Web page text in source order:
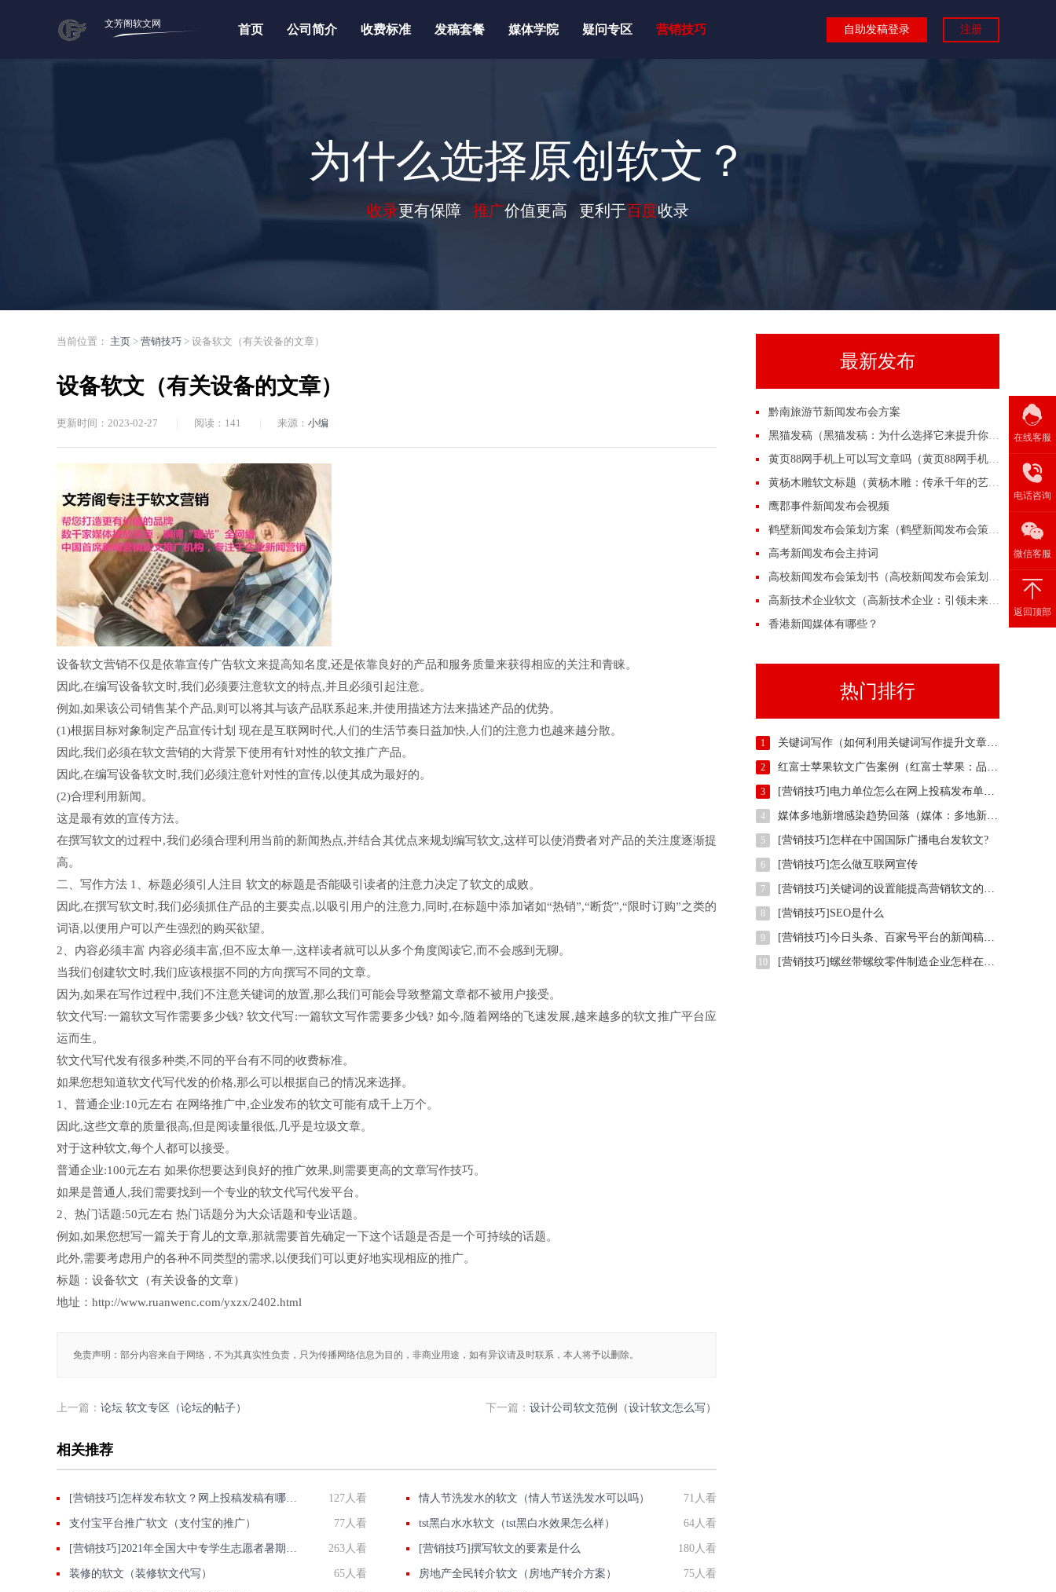
文芳阁软文网 首页 公司简介 收费标准 发稿套餐 媒体学院 疑问专区 营销技巧 自助发稿登录 注册
为什么选择原创软文？
收录更有保障 推广价值更高 更利于百度收录
当前位置： 主页 > 营销技巧 > 设备软文（有关设备的文章）
设备软文（有关设备的文章）
更新时间：2023-02-27 阅读： 141 来源： 小编
设备软文营销不仅是依靠宣传广告软文来提高知名度,还是依靠良好的产品和服务质量来获得相应的关注和青睐。
因此,在编写设备软文时,我们必须要注意软文的特点,并且必须引起注意。
例如,如果该公司销售某个产品,则可以将其与该产品联系起来,并使用描述方法来描述产品的优势。
(1)根据目标对象制定产品宣传计划 现在是互联网时代,人们的生活节奏日益加快,人们的注意力也越来越分散。
因此,我们必须在软文营销的大背景下使用有针对性的软文推广产品。
因此,在编写设备软文时,我们必须注意针对性的宣传,以使其成为最好的。
(2)合理利用新闻。
这是最有效的宣传方法。
在撰写软文的过程中,我们必须合理利用当前的新闻热点,并结合其优点来规划编写软文,这样可以使消费者对产品的关注度逐渐提
高。
二、写作方法 1、标题必须引人注目 软文的标题是否能吸引读者的注意力决定了软文的成败。
因此,在撰写软文时,我们必须抓住产品的主要卖点,以吸引用户的注意力,同时,在标题中添加诸如“热销”,“断货”,“限时订购”之类的
词语,以便用户可以产生强烈的购买欲望。
2、内容必须丰富 内容必须丰富,但不应太单一,这样读者就可以从多个角度阅读它,而不会感到无聊。
当我们创建软文时,我们应该根据不同的方向撰写不同的文章。
因为,如果在写作过程中,我们不注意关键词的放置,那么我们可能会导致整篇文章都不被用户接受。
软文代写:一篇软文写作需要多少钱? 软文代写:一篇软文写作需要多少钱? 如今,随着网络的飞速发展,越来越多的软文推广平台应
运而生。
软文代写代发有很多种类,不同的平台有不同的收费标准。
如果您想知道软文代写代发的价格,那么可以根据自己的情况来选择。
1、普通企业:10元左右 在网络推广中,企业发布的软文可能有成千上万个。
因此,这些文章的质量很高,但是阅读量很低,几乎是垃圾文章。
对于这种软文,每个人都可以接受。
普通企业:100元左右 如果你想要达到良好的推广效果,则需要更高的文章写作技巧。
如果是普通人,我们需要找到一个专业的软文代写代发平台。
2、热门话题:50元左右 热门话题分为大众话题和专业话题。
例如,如果您想写一篇关于育儿的文章,那就需要首先确定一下这个话题是否是一个可持续的话题。
此外,需要考虑用户的各种不同类型的需求,以便我们可以更好地实现相应的推广。
标题：设备软文（有关设备的文章）
地址：http://www.ruanwenc.com/yxzx/2402.html
免责声明：部分内容来自于网络，不为其真实性负责，只为传播网络信息为目的，非商业用途，如有异议请及时联系，本人将予以删除。
上一篇： 论坛 软文专区（论坛的帖子） 下一篇： 设计公司软文范例（设计软文怎么写）
相关推荐
[营销技巧]怎样发布软文？网上投稿发稿有哪些做法？ 127人看 情人节洗发水的软文（情人节送洗发水可以吗） 71人看
支付宝平台推广软文（支付宝的推广） 77人看 tst黑白水水软文（tst黑白水效果怎么样） 64人看
[营销技巧]2021年全国大中专学生志愿者暑期三下乡社会实践活动投稿指南 263人看 [营销技巧]撰写软文的要素是什么 180人看
装修的软文（装修软文代写） 65人看 房地产全民转介软文（房地产转介方案） 75人看
最新发布
黔南旅游节新闻发布会方案
黑猫发稿（黑猫发稿：为什么选择它来提升你的营销效果？）
黄页88网手机上可以写文章吗（黄页88网手机上可以写文章吗？）
黄杨木雕软文标题（黄杨木雕：传承千年的艺术之美）
鹰郡事件新闻发布会视频
鹤壁新闻发布会策划方案（鹤壁新闻发布会策划方案）
高考新闻发布会主持词
高校新闻发布会策划书（高校新闻发布会策划书）
高新技术企业软文（高新技术企业：引领未来的创新力量）
香港新闻媒体有哪些？
热门排行
1 关键词写作（如何利用关键词写作提升文章吸引力）
2 红富士苹果软文广告案例（红富士苹果：品质与美味的完美结合）
3 [营销技巧]电力单位怎么在网上投稿发布单位正能量推广稿件？
4 媒体多地新增感染趋势回落（媒体：多地新增感染趋势回落）
5 [营销技巧]怎样在中国国际广播电台发软文?
6 [营销技巧]怎么做互联网宣传
7 [营销技巧]关键词的设置能提高营销软文的效果吗?
8 [营销技巧]SEO是什么
9 [营销技巧]今日头条、百家号平台的新闻稿标题关键词该怎么写？
10 [营销技巧]螺丝带螺纹零件制造企业怎样在权威信息门户网站发稿?
在线客服
电话咨询
微信客服
返回顶部